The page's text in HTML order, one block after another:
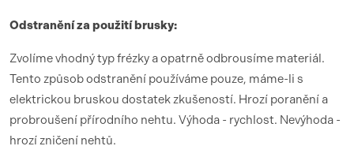
Odstranění za použití brusky:
Zvolíme vhodný typ frézky a opatrně odbrousíme materiál.
Tento způsob odstranění používáme pouze, máme-li s
elektrickou bruskou dostatek zkušeností. Hrozí poranění a
probroušení přírodního nehtu. Výhoda - rychlost. Nevýhoda -
hrozí zničení nehtů.